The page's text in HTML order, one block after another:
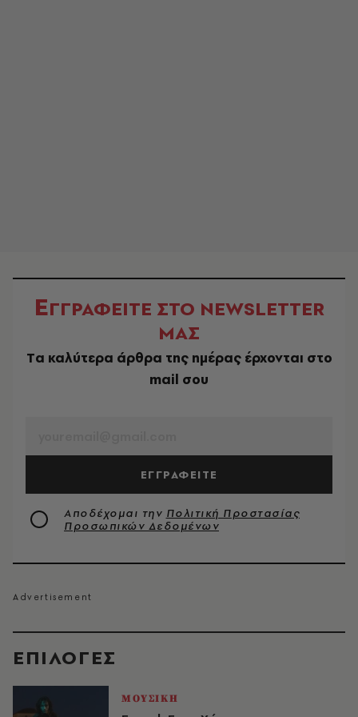
EΠΙΛΟΓΈΣ
ΜΟΥΣΙΚΗ
ΕΓΓΡΑΦΕΙΤΕ ΣΤΟ NEWSLETTER
ΜΑΣ
Tα καλύτερα άρθρα της ημέρας έρχονται στο
mail σου
ΕΓΓΡΑΦΕΙΤΕ
Αποδέχομαι την Πολιτική Προστασίας
Προσωπικών Δεδομένων